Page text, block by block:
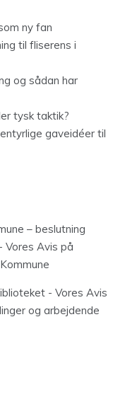
ny fan
til fliserens i
og sådan har
tysk taktik?
gaveidéer til
– beslutning
Vores Avis på
- Vores Avis
og arbejdende